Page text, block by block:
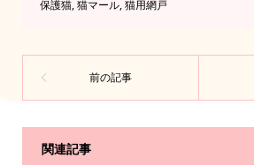
保護猫,猫マール,猫用網戸
関連記事